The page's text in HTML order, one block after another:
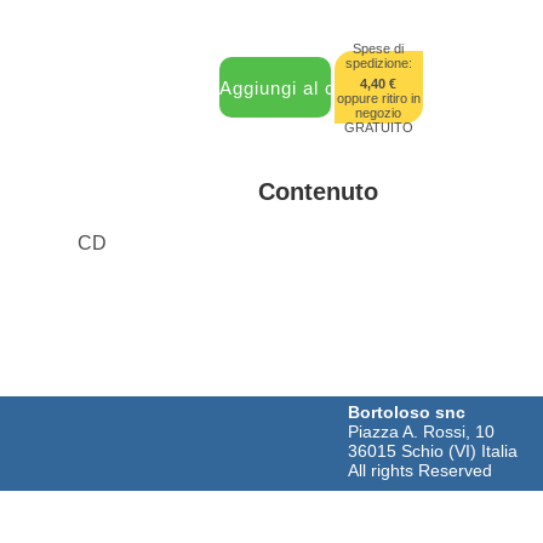
Spese di
spedizione:
4,40 €
oppure ritiro in
negozio
GRATUITO
Contenuto
CD
Bortoloso snc
Piazza A. Rossi, 10
36015 Schio (VI) Italia
All rights Reserved